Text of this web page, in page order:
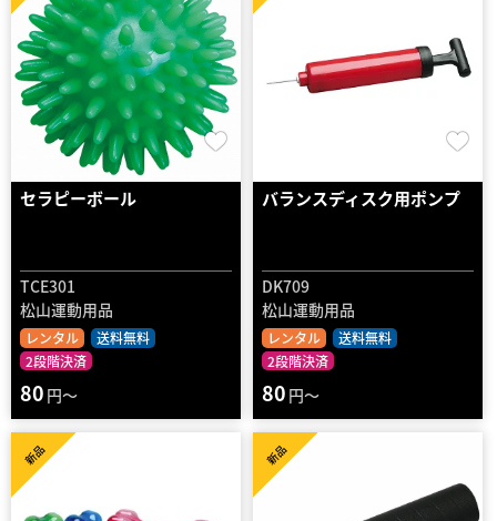
セラピーボール
TCE301
松山運動用品
レンタル
送料無料
2段階決済
80 円～
バランスディスク用ポンプ
DK709
松山運動用品
レンタル
送料無料
2段階決済
80 円～
新品 新品